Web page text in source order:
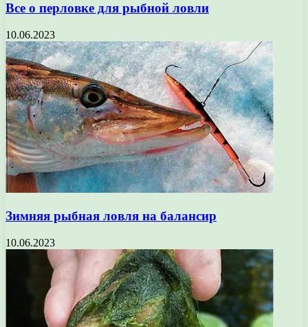
Все о перловке для рыбной ловли
10.06.2023
Зимняя рыбная ловля на балансир
10.06.2023